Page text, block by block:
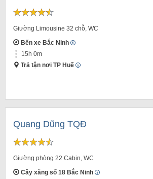
Giường Limousine 32 chỗ, WC
Bến xe Bắc Ninh
15h 0m
Trả tận nơi TP Huế
Quang Dũng TQĐ
Giường phòng 22 Cabin, WC
Cây xăng số 18 Bắc Ninh